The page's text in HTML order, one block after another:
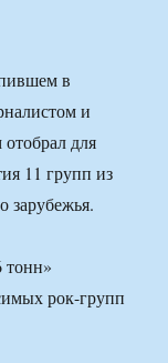
в
и
для
11 групп из
зарубежья.
тонн»
рок-групп